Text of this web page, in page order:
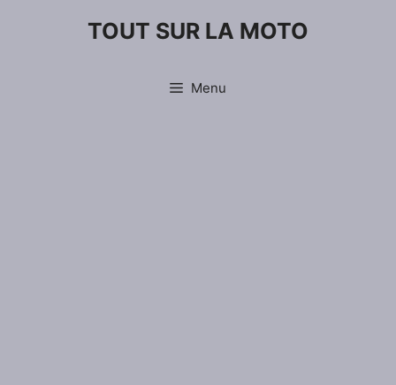
TOUT SUR LA MOTO
Menu